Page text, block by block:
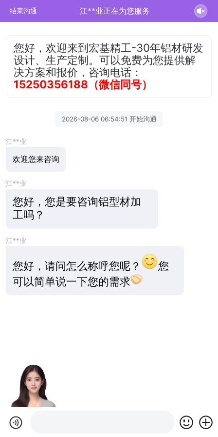
结束沟通 江**业正在为您服务
您好，欢迎来到宏基精工-30年铝材研发
设计、生产定制。可以免费为您提供解
决方案和报价，咨询电话：
15250356188（微信同号）
2026-08-06 06:54:51 开始沟通
江**业
欢迎您来咨询
江**业
您好，您是要咨询铝型材加
工吗？
江**业
您好，请问怎么称呼您呢？
您
可以简单说一下您的需求